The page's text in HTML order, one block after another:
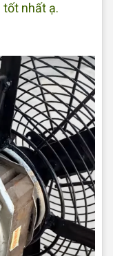
tốt nhất ạ.